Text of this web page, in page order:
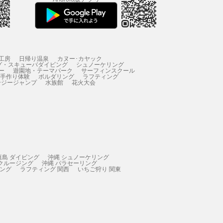
房 日帰り温泉 カヌー･カヤック
・スキューバダイビング シュノーケリング
遊園地・テーマパーク サーフィンスクール
作り体験 ボルダリング ラフティング
ージャンプ 水族館 花火大会
島 ダイビング 沖縄 シュノーケリング
ルージング 沖縄 パラセーリング
グ ラフティング 関西 いちご狩り 関東